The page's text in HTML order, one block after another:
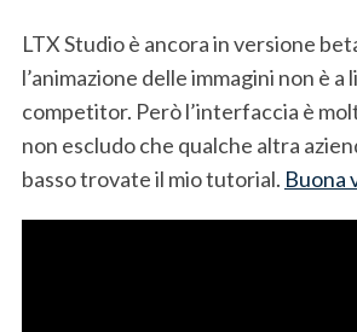
LTX Studio è ancora in versione
l’animazione delle immagini non è a
competitor. Però l’interfaccia è
non escludo che qualche altra
basso trovate il mio tutorial. Buona